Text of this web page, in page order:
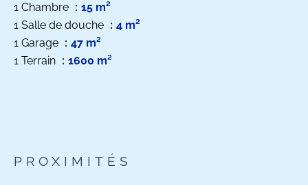
1 Chambre
15 m²
1 Salle de douche
4 m²
1 Garage
47 m²
1 Terrain
1600 m²
PROXIMITÉS